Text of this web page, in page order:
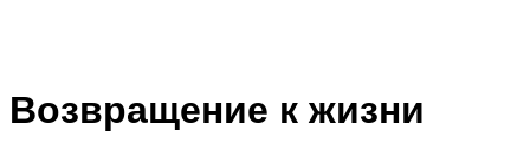
Возвращение к жизни